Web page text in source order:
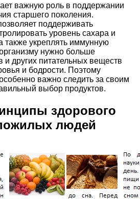
важную роль в поддержании
старшего поколения.
поддерживать
уровень сахара и
также укреплять иммунную
нужно больше
других питательных веществ
и бодрости. Поэтому
важно следить за своим
выбор продуктов.
здорового
людей